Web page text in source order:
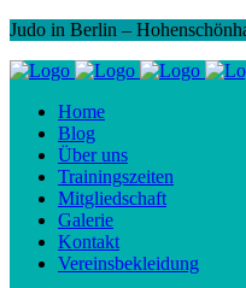
Judo in Berlin –
Home
Blog
Über uns
Trainingszeiten
Mitgliedschaft
Galerie
Kontakt
Vereinsbekleidung